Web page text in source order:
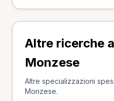
Altre ricerche
Monzese
Altre specializzazioni
Monzese.